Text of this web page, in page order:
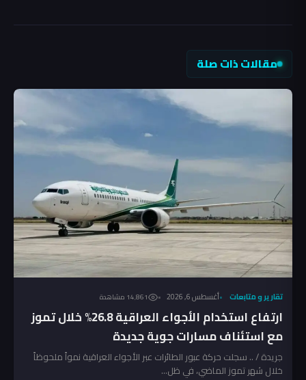
مقالات ذات صلة
تقارير و متابعات أغسطس 6, 2026 14٬861 مشاهدة
ارتفاع استخدام الأجواء العراقية 26.8% خلال تموز
مع استئناف مسارات جوية جديدة
جريدة / .. سجلت حركة عبور الطائرات عبر الأجواء العراقية نمواً ملحوظاً
خلال شهر تموز الماضي، في ظل...